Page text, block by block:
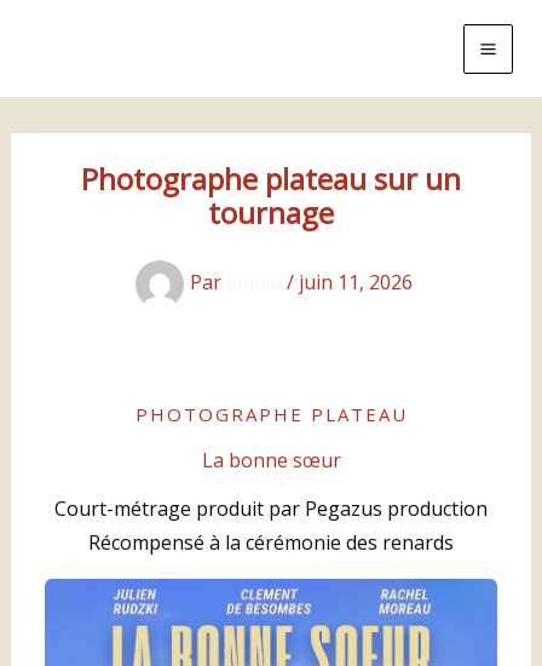
Photographe plateau sur un
tournage
Par / juin 11, 2026
PHOTOGRAPHE PLATEAU
La bonne sœur
Court-métrage produit par Pegazus production
Récompensé à la cérémonie des renards